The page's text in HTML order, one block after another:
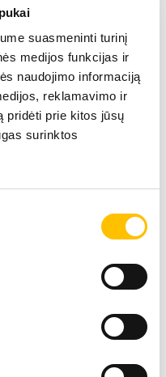
suasmeninti turinį
medijos funkcijas ir
naudojimo informaciją
reklamavimo ir
pridėti prie kitos jūsų
surinktos
22 C